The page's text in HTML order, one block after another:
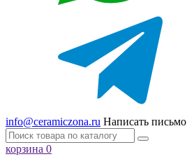
info@ceramiczona.ru Написать письмо
корзина 0